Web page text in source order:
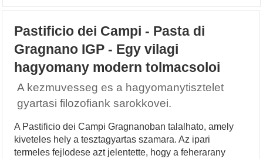
Pastificio dei Campi - Pasta di
Gragnano IGP - Egy vilagi
hagyomany modern tolmacsoloi
A kezmuvesseg es a hagyomanytisztelet
gyartasi filozofiank sarokkovei.
A Pastificio dei Campi Gragnanoban talalhato, amely
kiveteles hely a tesztagyartas szamara. Az ipari
termeles fejlodese azt jelentette, hogy a feherarany